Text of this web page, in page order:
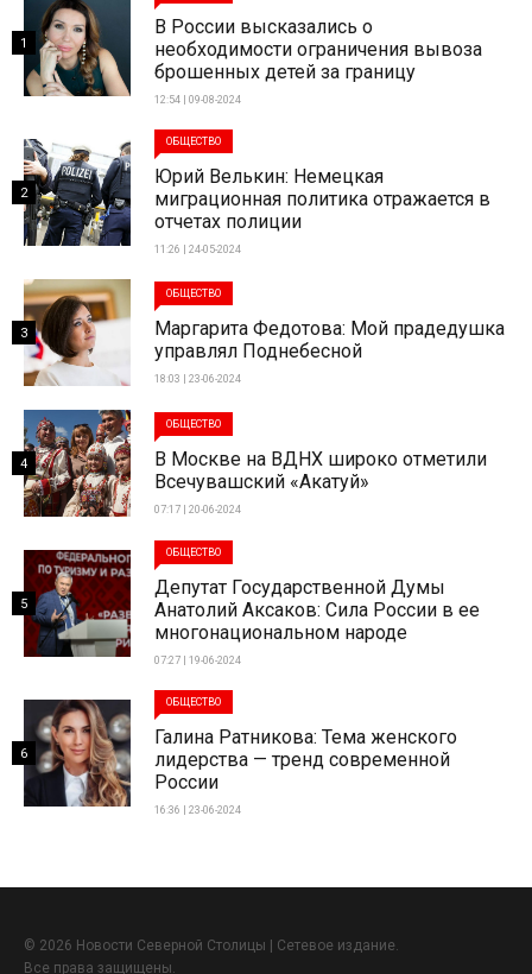
В России высказались о
необходимости ограничения вывоза
брошенных детей за границу
12:54 | 09-08-2024
1
ОБЩЕСТВО
Юрий Велькин: Немецкая
миграционная политика отражается в
отчетах полиции
11:26 | 24-05-2024
2
ОБЩЕСТВО
Маргарита Федотова: Мой прадедушка
управлял Поднебесной
18:03 | 23-06-2024
3
ОБЩЕСТВО
В Москве на ВДНХ широко отметили
Всечувашский «Акатуй»
07:17 | 20-06-2024
4
ОБЩЕСТВО
Депутат Государственной Думы
Анатолий Аксаков: Сила России в ее
многонациональном народе
07:27 | 19-06-2024
5
ОБЩЕСТВО
Галина Ратникова: Тема женского
лидерства — тренд современной
России
16:36 | 23-06-2024
6
© 2026 Новости Северной Столицы | Сетевое издание.
Все права защищены.